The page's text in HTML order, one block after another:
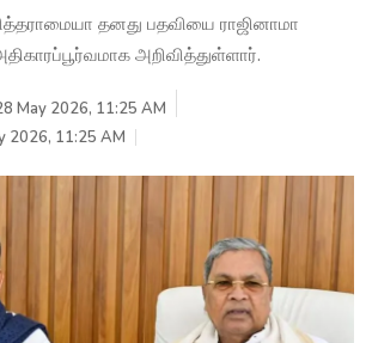
தனது பதவியை ராஜினாமா
அறிவித்துள்ளார்.
May 2026, 11:25 AM
2026, 11:25 AM